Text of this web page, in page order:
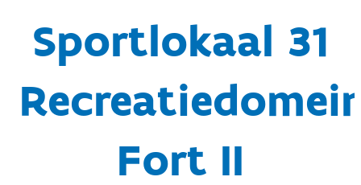
Sportlokaal 31
Fort II